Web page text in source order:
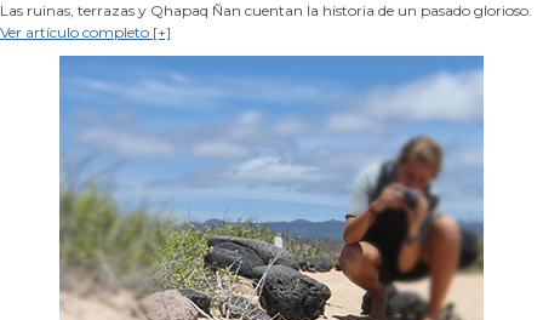
Las ruinas, terrazas y Qhapaq Ñan cuentan la historia de un pasado glorioso.
Ver artículo completo [+]